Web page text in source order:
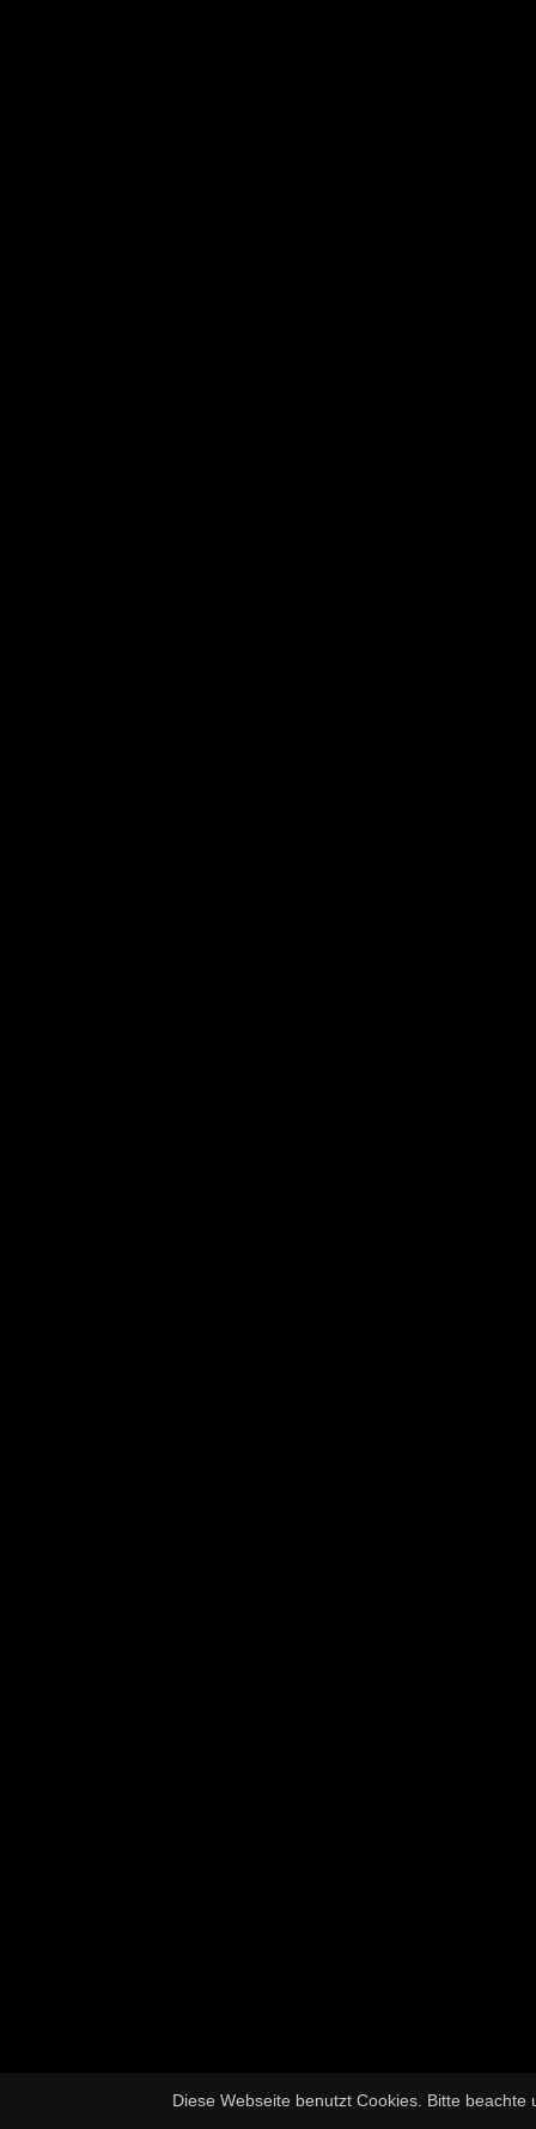
Diese Webseite benutzt Cookies. Bitte beachte